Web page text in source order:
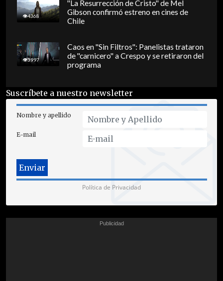
4368
"La Resurrección de Cristo" de Mel
Gibson confirmó estreno en cines de
Chile
3997
Caos en "Sin Filtros": Panelistas trataron
de "carnicero" a Crespo y se retiraron del
programa
Suscríbete a nuestro newsletter
Nombre y apellido
E-mail
Política de Privacidad